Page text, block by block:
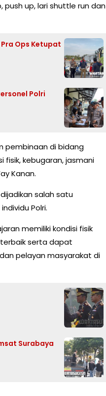
push up, lari shuttle run dan
Ops Ketupat
Polri
pembinaan di bidang
fisik, kebugaran, jasmani
Kanan.
salah satu
Polri.
memiliki kondisi fisik
serta dapat
pelayan masyarakat di
Surabaya